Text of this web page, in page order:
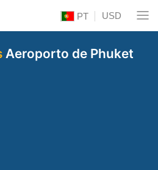
PT USD
Aeroporto de Phuket